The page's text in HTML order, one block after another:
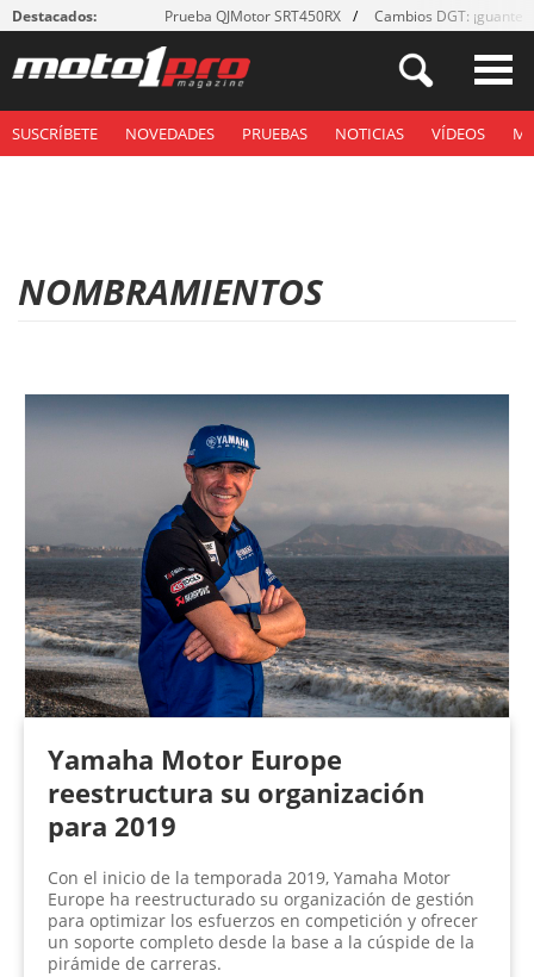
Destacados: Prueba QJMotor SRT450RX Cambios DGT: ¡guantes!
SUSCRÍBETE NOVEDADES PRUEBAS NOTICIAS VÍDEOS
NOMBRAMIENTOS
Yamaha Motor Europe
reestructura su organización
para 2019
Con el inicio de la temporada 2019, Yamaha Motor
Europe ha reestructurado su organización de gestión
para optimizar los esfuerzos en competición y ofrecer
un soporte completo desde la base a la cúspide de la
pirámide de carreras.